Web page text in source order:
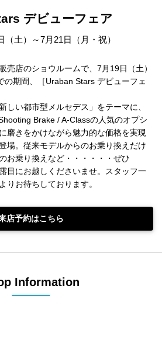
デビューフェア
（土）～7月21日（月・祝）
売店のショウルームで、7月19日（土）
の期間、［Uraban Stars デビューフェ
しい都市型メルセデス」をテーマに、
Brake / A-Classの人気のオプシ
磨きをかけながら魅力的な価格を実現
場。従来モデルからのお乗り換えだけ
お乗り換えなど・・・・・・ぜひ
目にお越しくださいませ。スタッフ一
りお待ちしております。
店予約はこちら
Information